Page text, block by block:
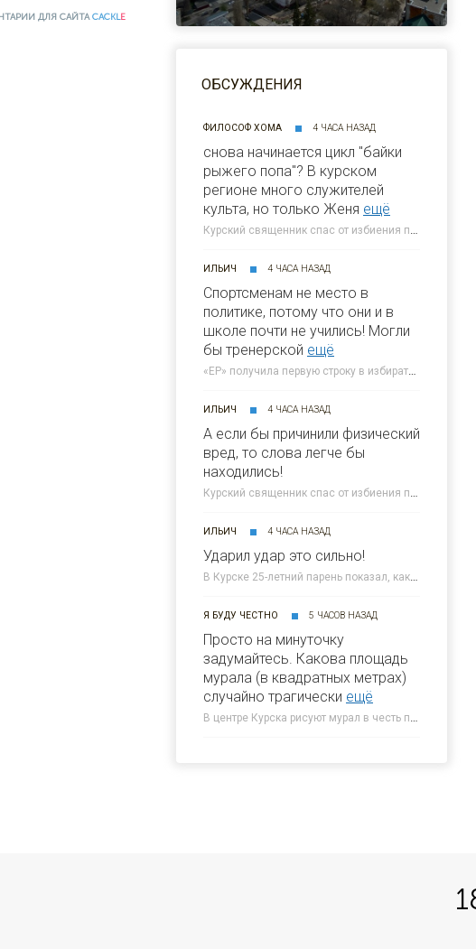
ДЛЯ САЙТАCACKLE
ОБСУЖДЕНИЯ
ФИЛОСОФ ХОМА 4 ЧАСА НАЗАД
снова начинается цикл "байки
рыжего попа"? В курском
регионе много служителей
культа, но только Женя ещё
Курский священник спас от избиения переодетого бабушкой ВСУшника » 46ТВ Курское Интернет Телевидение
ИЛЬИЧ 4 ЧАСА НАЗАД
Спортсменам не место в
политике, потому что они и в
школе почти не учились! Могли
бы тренерской ещё
«ЕР» получила первую строку в избирательном бюллетене на выборах в Госдуму » 46ТВ Курское Интернет Телевидение
ИЛЬИЧ 4 ЧАСА НАЗАД
А если бы причинили физический
вред, то слова легче бы
находились!
Курский священник спас от избиения переодетого бабушкой ВСУшника » 46ТВ Курское Интернет Телевидение
ИЛЬИЧ 4 ЧАСА НАЗАД
Ударил удар это сильно!
В Курске 25-летний парень показал, как нанес смертельный удар юноше » 46ТВ Курское Интернет Телевидение
Я БУДУ ЧЕСТНО 5 ЧАСОВ НАЗАД
Просто на минуточку
задумайтесь. Какова площадь
мурала (в квадратных метрах)
случайно трагически ещё
В центре Курска рисуют мурал в честь погибшего 5-летнего Толи » 46ТВ Курское Интернет Телевидение